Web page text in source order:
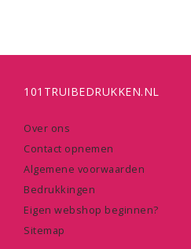
101TRUIBEDRUKKEN.NL
Over ons
Contact opnemen
Algemene voorwaarden
Bedrukkingen
Eigen webshop beginnen?
Sitemap